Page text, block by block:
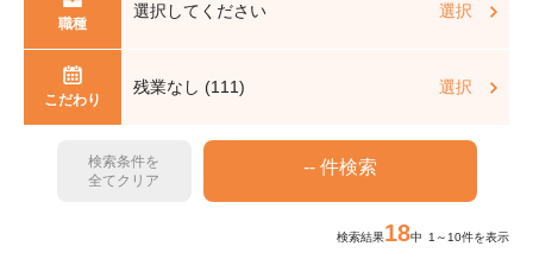
職種
選択してください 選択
こだわり
残業なし (111) 選択
検索条件を
全てクリア
検索結果18中 1～10件を表示